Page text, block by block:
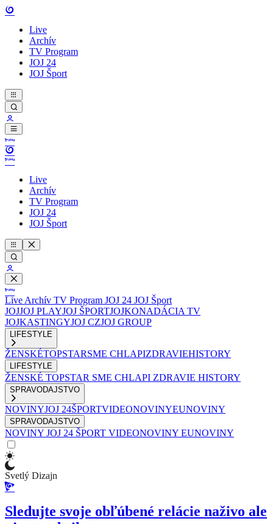
Live
Archív
TV Program
JOJ 24
JOJ Šport
Live
Archív
TV Program
JOJ 24
JOJ Šport
Live Archív TV Program JOJ 24 JOJ Šport
JOJJOJ PLAYJOJ ŠPORTJOJKONADÁCIA TV
JOJKASTINGYJOJ CZJOJ GROUP
LIFESTYLE
ŽENSKÉTOPSTARSME CHLAPIZDRAVIEHISTORY
LIFESTYLE
ŽENSKÉ TOPSTAR SME CHLAPI ZDRAVIE HISTORY
SPRAVODAJSTVO
NOVINYJOJ 24ŠPORTVIDEONOVINYEUNOVINY
SPRAVODAJSTVO
NOVINY JOJ 24 ŠPORT VIDEONOVINY EUNOVINY
Svetlý Dizajn
Sledujte svoje obľúbené relácie naživo ale